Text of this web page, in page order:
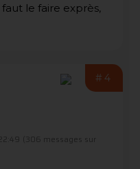
le faire exprès,
#4
(306 messages sur